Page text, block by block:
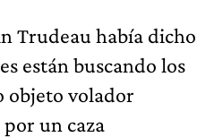
Trudeau había dicho
están buscando los
objeto volador
un caza